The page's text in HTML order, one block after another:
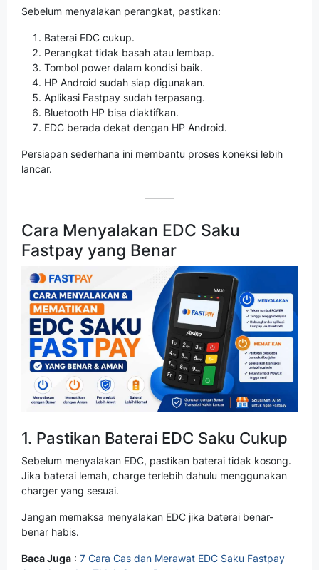
Sebelum menyalakan perangkat, pastikan:
Baterai EDC cukup.
Perangkat tidak basah atau lembap.
Tombol power dalam kondisi baik.
HP Android sudah siap digunakan.
Aplikasi Fastpay sudah terpasang.
Bluetooth HP bisa diaktifkan.
EDC berada dekat dengan HP Android.
Persiapan sederhana ini membantu proses koneksi lebih
lancar.
Cara Menyalakan EDC Saku
Fastpay yang Benar
1. Pastikan Baterai EDC Saku Cukup
Sebelum menyalakan EDC, pastikan baterai tidak kosong.
Jika baterai lemah, charge terlebih dahulu menggunakan
charger yang sesuai.
Jangan memaksa menyalakan EDC jika baterai benar-
benar habis.
Baca Juga : 7 Cara Cas dan Merawat EDC Saku Fastpay